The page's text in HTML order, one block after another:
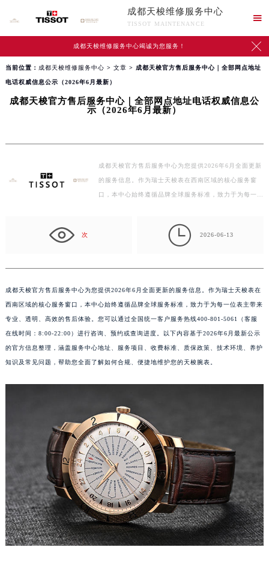
成都天梭维修服务中心
TISSOT MAINTENANCE

成都天梭维修服务中心竭诚为您服务！ 
当前位置： 成都天梭维修服务中心 > 文章 > 成都天梭官方售后服务中心｜全部网点地址
电话权威信息公示（2026年6月最新）
成都天梭官方售后服务中心｜全部网点地址电话权威信息公
示（2026年6月最新）
成都天梭官方售后服务中心为您提供2026年6月全面更新
的服务信息。作为瑞士天梭表在西南区域的核心服务窗
口，本中心始终遵循品牌全球服务标准，致力于为每一…
次  2026-06-13
成都天梭官方售后服务中心为您提供2026年6月全面更新的服务信息。作为瑞士天梭表在
西南区域的核心服务窗口，本中心始终遵循品牌全球服务标准，致力于为每一位表主带来
专业、透明、高效的售后体验。您可以通过全国统一客户服务热线400-801-5061（客服
在线时间：8:00-22:00）进行咨询、预约或查询进度。以下内容基于2026年6月最新公示
的官方信息整理，涵盖服务中心地址、服务项目、收费标准、质保政策、技术环境、养护
知识及常见问题，帮助您全面了解如何合规、便捷地维护您的天梭腕表。